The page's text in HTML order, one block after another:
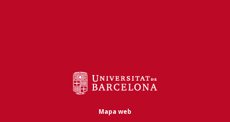
Mapa web